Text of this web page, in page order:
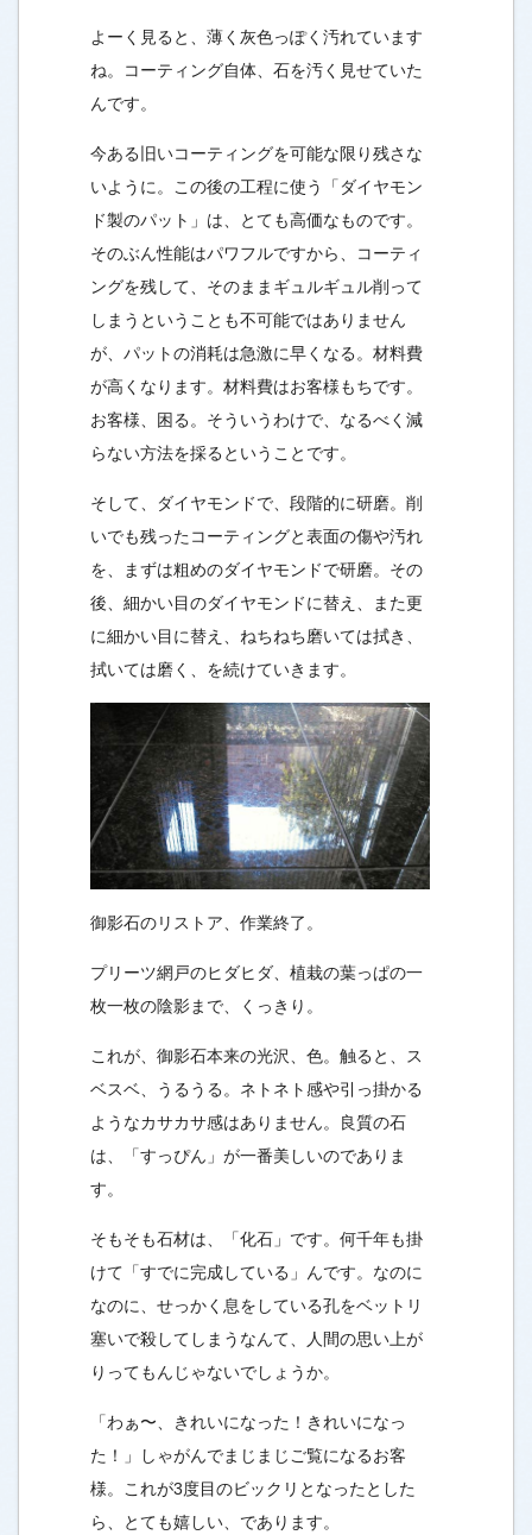
よーく見ると、薄く灰色っぽく汚れています
ね。コーティング自体、石を汚く見せていた
んです。
今ある旧いコーティングを可能な限り残さな
いように。この後の工程に使う「ダイヤモン
ド製のパット」は、とても高価なものです。
そのぶん性能はパワフルですから、コーティ
ングを残して、そのままギュルギュル削って
しまうということも不可能ではありません
が、パットの消耗は急激に早くなる。材料費
が高くなります。材料費はお客様もちです。
お客様、困る。そういうわけで、なるべく減
らない方法を採るということです。
そして、ダイヤモンドで、段階的に研磨。削
いでも残ったコーティングと表面の傷や汚れ
を、まずは粗めのダイヤモンドで研磨。その
後、細かい目のダイヤモンドに替え、また更
に細かい目に替え、ねちねち磨いては拭き、
拭いては磨く、を続けていきます。
御影石のリストア、作業終了。
プリーツ網戸のヒダヒダ、植栽の葉っぱの一
枚一枚の陰影まで、くっきり。
これが、御影石本来の光沢、色。触ると、ス
ベスベ、うるうる。ネトネト感や引っ掛かる
ようなカサカサ感はありません。良質の石
は、「すっぴん」が一番美しいのでありま
す。
そもそも石材は、「化石」です。何千年も掛
けて「すでに完成している」んです。なのに
なのに、せっかく息をしている孔をベットリ
塞いで殺してしまうなんて、人間の思い上が
りってもんじゃないでしょうか。
「わぁ〜、きれいになった！きれいになっ
た！」しゃがんでまじまじご覧になるお客
様。これが3度目のビックリとなったとした
ら、とても嬉しい、であります。